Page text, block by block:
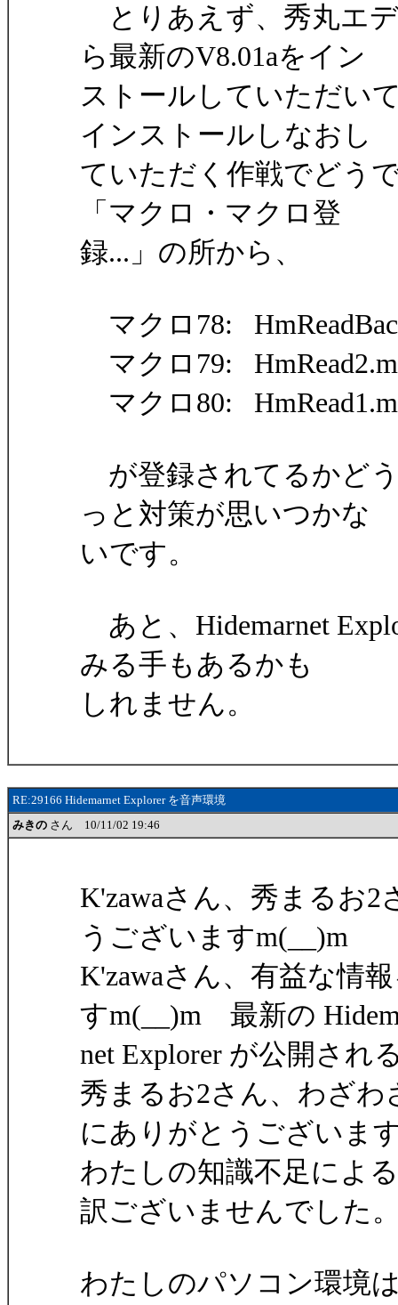
とりあえず、秀丸エ
ら最新のV8.01aをイン
ストールしていただい
インストールしなおし
ていただく作戦でどう
「マクロ・マクロ登
録...」の所から、
マクロ78:
マクロ79:
マクロ80:
が登録されてるかど
っと対策が思いつかな
いです。
あと、Hidemarnet
みる手もあるかも
しれません。
RE:29166 Hidemarnet Explorer を音声環境
みきの さん 10/11/02 19:46
K'zawaさん、秀まるお
うございますm(__)m
K'zawaさん、有益な情
すm(__)m 最新の
net Explorer が公開され
秀まるお2さん、わざ
にありがとうございま
わたしの知識不足によ
訳ございませんでした
わたしのパソコン環境